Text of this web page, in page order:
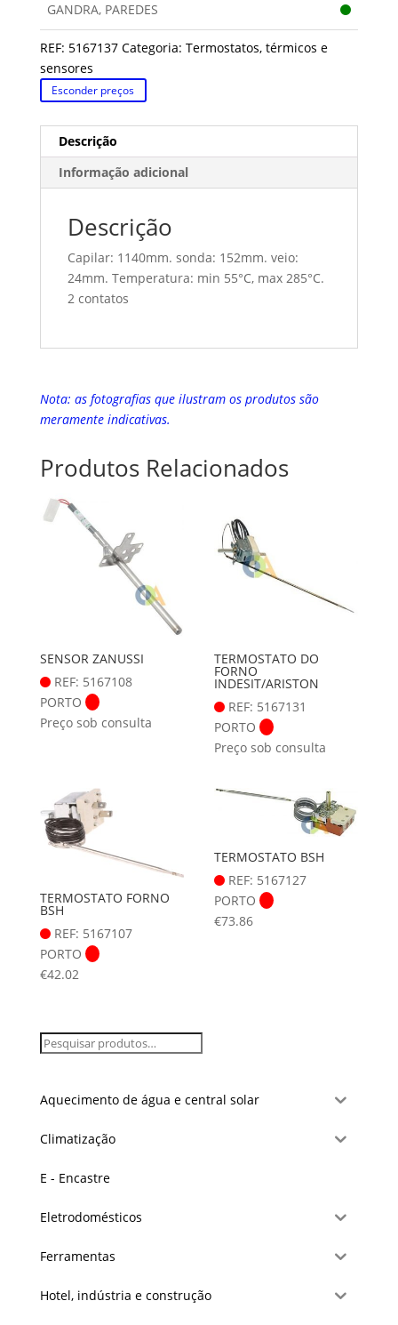
GANDRA, PAREDES
REF: 5167137 Categoria: Termostatos, térmicos e
sensores
Esconder preços
Descrição
Informação adicional
Descrição
Capilar: 1140mm. sonda: 152mm. veio:
24mm. Temperatura: min 55°C, max 285°C.
2 contatos
Nota: as fotografias que ilustram os produtos são
meramente indicativas.
Produtos Relacionados
SENSOR ZANUSSI
REF: 5167108
PORTO
Preço sob consulta
TERMOSTATO DO
FORNO
INDESIT/ARISTON
REF: 5167131
PORTO
Preço sob consulta
TERMOSTATO FORNO
BSH
REF: 5167107
PORTO
€42.02
TERMOSTATO BSH
REF: 5167127
PORTO
€73.86
Aquecimento de água e central solar
Climatização
E - Encastre
Eletrodomésticos
Ferramentas
Hotel, indústria e construção